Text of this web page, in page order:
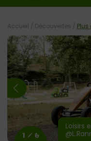
Loisirs
1 / 6
Accueil / Découvertes /